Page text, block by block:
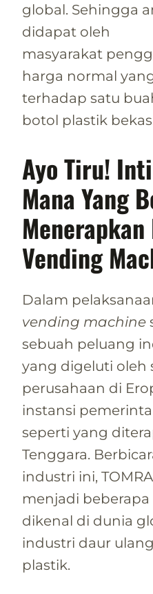
global. Sehingga
didapat oleh
masyarakat
harga normal
terhadap satu
botol plastik
Ayo Tiru!
Mana Yang
Menerapkan
Vending
Dalam
vending machine
sebuah peluang
yang digeluti oleh
perusahaan di
instansi
seperti yang
Tenggara.
industri ini,
menjadi
dikenal di dunia
industri daur ulang
plastik.